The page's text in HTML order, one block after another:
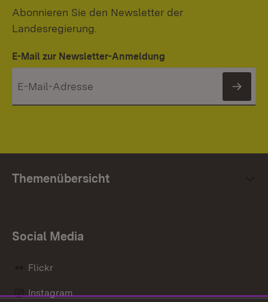
Abonnieren Sie den Newsletter der
Landesregierung.
E-Mail zur Newsletter-Anmeldung
Themenübersicht
Social Media
Flickr
Instagram